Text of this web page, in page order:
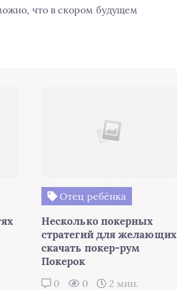
что в скором будущем
Отец ребёнка
Несколько покерных
стратегий для желающих
скачать покер-рум
Покерок
0 0 2 мин.